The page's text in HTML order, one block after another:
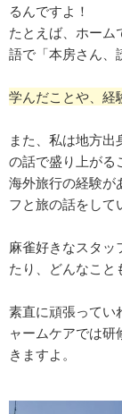
るんですよ！
たとえば、ホーム
語で「本房さん、
学んだことや、経
また、私は地方
の話で盛り上がる
海外旅行の経験が
フと旅の話をして
麻雀好きなスタッ
たり、どんなこと
素直に頑張ってい
ャームケアでは
きますよ。